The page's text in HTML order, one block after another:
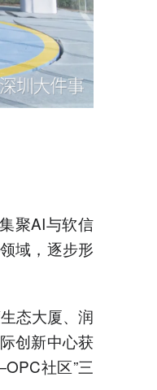
聚AI与软信
域，逐步形
态大厦、润
创新中心获
社区”三